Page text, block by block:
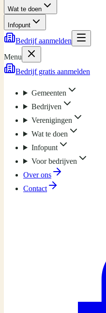
Wat te doen
Infopunt
Bedrijf aanmelden
Menu
Bedrijf gratis aanmelden
Gemeenten
Bedrijven
Verenigingen
Wat te doen
Infopunt
Voor bedrijven
Over ons
Contact